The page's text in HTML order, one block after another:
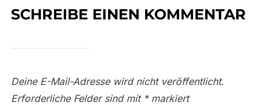
SCHREIBE EINEN KOMMENTAR
Deine E-Mail-Adresse wird nicht veröffentlicht.
Erforderliche Felder sind mit *markiert